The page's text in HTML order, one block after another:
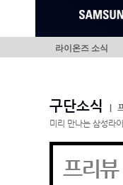
라이온즈 소식
구단소식
미리 만나는 삼성라
프리뷰